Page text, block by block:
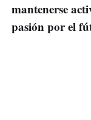
mantenerse
pasión por el